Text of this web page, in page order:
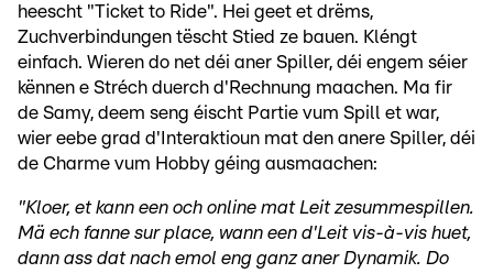
heescht "Ticket to Ride". Hei geet et drëms,
Zuchverbindungen tëscht Stied ze bauen. Kléngt
einfach. Wieren do net déi aner Spiller, déi engem séier
kënnen e Stréch duerch d'Rechnung maachen. Ma fir
de Samy, deem seng éischt Partie vum Spill et war,
wier eebe grad d'Interaktioun mat den anere Spiller, déi
de Charme vum Hobby géing ausmaachen:
"Kloer, et kann een och online mat Leit zesummespillen.
Mä ech fanne sur place, wann een d'Leit vis-à-vis huet,
dann ass dat nach emol eng ganz aner Dynamik. Do